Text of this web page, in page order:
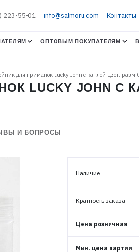
223-55-01 info@salmoru.com Контакты
ОПТОВЫМ ПОКУПАТЕЛЯМ
для приманок Lucky John с каплей цвет.
LUCKY JOHN С
И ВОПРОСЫ
Наличие
Кратность заказа
Цена розничная
Мин. цена партии